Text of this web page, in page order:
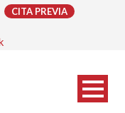
CITA PREVIA